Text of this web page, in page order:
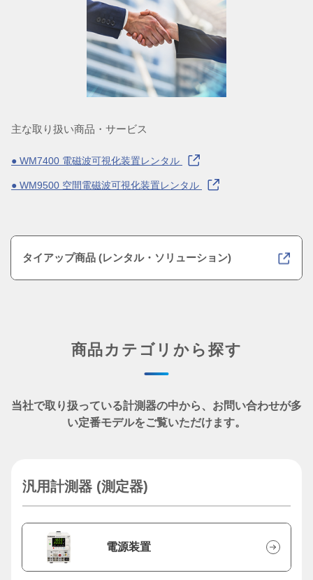
主な取り扱い商品・サービス
● WM7400 電磁波可視化装置レンタル
● WM9500 空間電磁波可視化装置レンタル
タイアップ商品 (レンタル・ソリューション)
商品カテゴリから探す
当社で取り扱っている計測器の中から、 お問い合わせが多
い定番モデルをご覧いただけます。
汎用計測器 (測定器)
電源装置